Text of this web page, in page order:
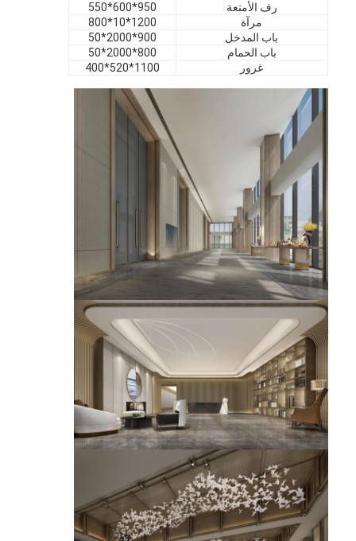
الأسئلة الشائعة
نتحدث الآن
أثاث الفندق
أثاث الفيلا
أثاث الشقق
أثاث النادي التجاري
أثاث غرفة الطعام
أثاث المكاتب
أثاث ثابت
الأثاث المنجد
رف الأمتعة
950*600*550
مرآة
1200*10*800
باب المدخل
900*2000*50
باب الحمام
800*2000*50
غرور
1100*520*400